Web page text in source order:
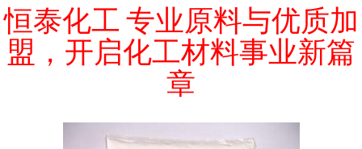
恒泰化工 专业原料与优质加
盟，开启化工材料事业新篇
章